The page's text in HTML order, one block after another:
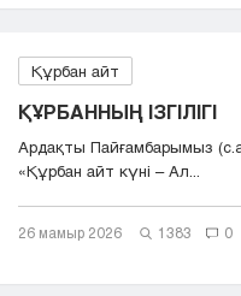
Құрбан айт
ҚҰРБАННЫҢ ІЗГІЛІГІ
Ардақты Пайғамбарымыз
«Құрбан айт күні – Aл...
26 мамыр 2026 1383 0